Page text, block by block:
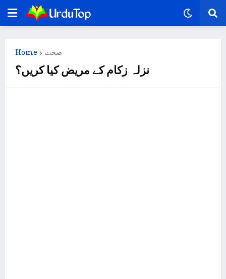
Home صحت
نزلہ زکام کے مریض کیا کریں؟